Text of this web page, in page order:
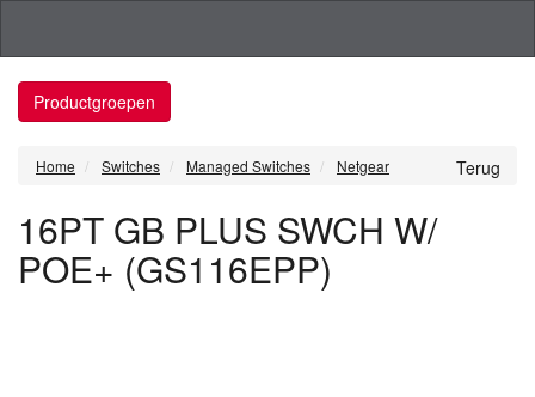
Productgroepen
Terug
Home Switches Managed Switches Netgear
16PT GB PLUS SWCH W/
POE+ (GS116EPP)